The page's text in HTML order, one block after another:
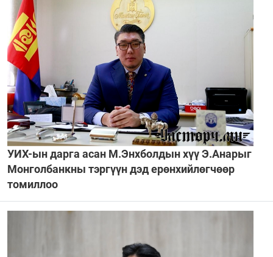
УИХ-ын дарга асан М.Энхболдын хүү Э.Анарыг
Монголбанкны тэргүүн дэд ерөнхийлөгчөөр
томиллоо